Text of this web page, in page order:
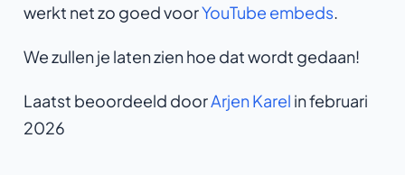
werkt net zo goed voorYouTube embeds.
We zullen je laten zien hoe dat wordt gedaan!
Laatst beoordeeld doorArjen Karel in februari
2026